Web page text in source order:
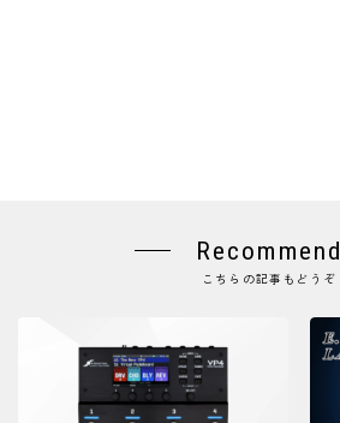
Recommend
こちらの記事もどうぞ